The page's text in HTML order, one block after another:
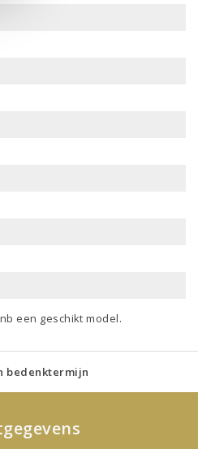
een geschikt model.
bedenktermijn